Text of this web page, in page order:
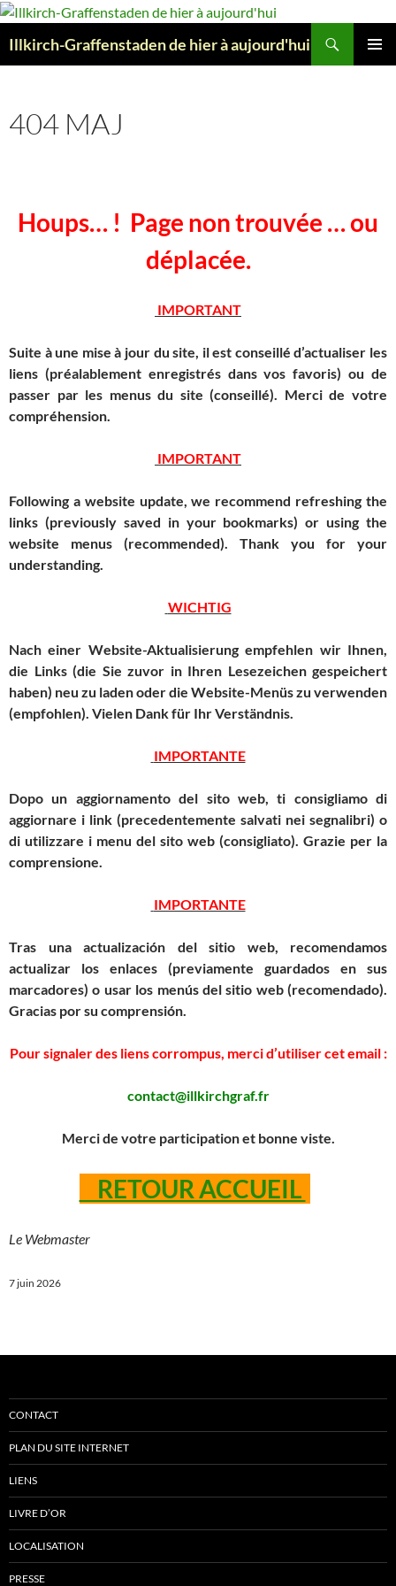
Aller
contenu
Illkirch-Graffenstaden de hier à aujourd'hui
404 MAJ
Houps… ! Page non trouvée … ou
déplacée.
IMPORTANT
Suite à une mise à jour du site, il est conseillé d’actualiser les
liens (préalablement enregistrés dans vos favoris) ou de
passer par les menus du site (conseillé). Merci de votre
compréhension.
IMPORTANT
Following a website update, we recommend refreshing the
links (previously saved in your bookmarks) or using the
website menus (recommended). Thank you for your
understanding.
WICHTIG
Nach einer Website-Aktualisierung empfehlen wir Ihnen,
die Links (die Sie zuvor in Ihren Lesezeichen gespeichert
haben) neu zu laden oder die Website-Menüs zu verwenden
(empfohlen). Vielen Dank für Ihr Verständnis.
IMPORTANTE
Dopo un aggiornamento del sito web, ti consigliamo di
aggiornare i link (precedentemente salvati nei segnalibri) o
di utilizzare i menu del sito web (consigliato). Grazie per la
comprensione.
IMPORTANTE
Tras una actualización del sitio web, recomendamos
actualizar los enlaces (previamente guardados en sus
marcadores) o usar los menús del sitio web (recomendado).
Gracias por su comprensión.
Pour signaler des liens corrompus, merci d’utiliser cet email :
contact@illkirchgraf.fr
Merci de votre participation et bonne viste.
RETOUR ACCUEIL
Le Webmaster
7 juin 2026
CONTACT
PLAN DU SITE INTERNET
LIENS
LIVRE D’OR
LOCALISATION
PRESSE